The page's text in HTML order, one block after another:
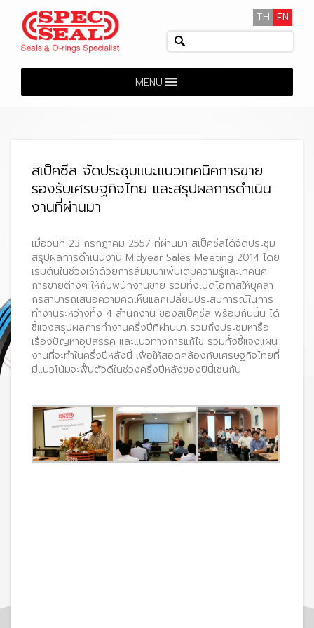
MENU
TH EN
สเป็คซีล จัดประชุมแนะแนวเทคนิคการขาย
รองรับเศรษฐกิจไทย และสรุปผลการดำเนิน
งานที่ผ่านมา
เมื่อวันที่ 23 กรกฎาคม 2557 ที่ผ่านมา สเป็คซีลได้จัดประชุม
สรุปผลการดําเนินงาน Midyear Sales Meeting 2014 โดย
เริ่มต้นในช่วงเช้าด้วยการสัมมนาเพิ่มเติมความรู้และเทคนิค
การขายต่างๆ ให้กับพนักงานขาย รวมทั้งเปิดโอกาสใหับุคลา
กรสามารถเสนอความคิดเห็นแลกเปลี่ยนประสบการณ์ในการ
ทำงานระหว่างทั้ง 4 สำนักงาน ของสเป็คซีล พร้อมกันนั้น ได้
ชี้แจงสรุปผลการทำงานครึ่งปีที่ผ่านมา รวมถึงประชุมหารือ
เรื่องปัญหาอุปสรรค และแนวทางการแก้ไข รวมทั้งชี้แจงแผน
งานที่จะทำในครึ่งปีหลังนี้ เพื่อให้สอดคล้องกับเศรษฐกิจไทยที่
มีแนวโน้มจะฟื้นตัวดีในช่วงครึ่งปีหลังของปีนี้เช่นกัน